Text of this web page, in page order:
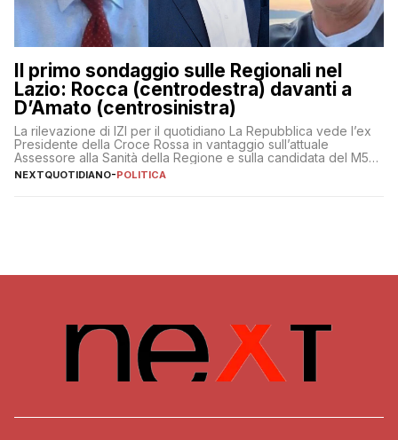
Il primo sondaggio sulle Regionali nel
Lazio: Rocca (centrodestra) davanti a
D’Amato (centrosinistra)
La rilevazione di IZI per il quotidiano La Repubblica vede l’ex
Presidente della Croce Rossa in vantaggio sull’attuale
Assessore alla Sanità della Regione e sulla candidata del M5S
Donatella Bianchi
NEXTQUOTIDIANO-POLITICA